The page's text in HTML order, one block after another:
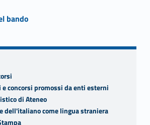
bando
concorsi promossi da enti esterni
di Ateneo
dell'italiano come lingua straniera